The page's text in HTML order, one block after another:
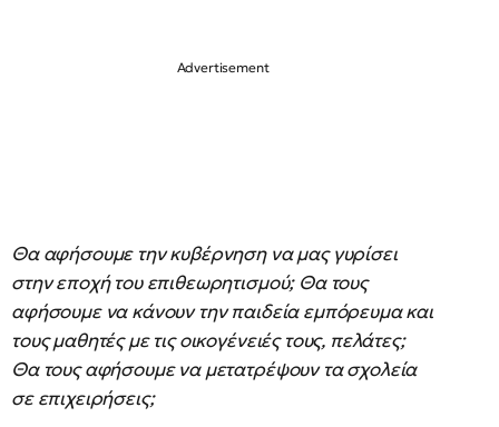
Θα αφήσουμε την κυβέρνηση να μας γυρίσει
στην εποχή του επιθεωρητισμού; Θα τους
αφήσουμε να κάνουν την παιδεία εμπόρευμα και
τους μαθητές με τις οικογένειές τους, πελάτες;
Θα τους αφήσουμε να μετατρέψουν τα σχολεία
σε επιχειρήσεις;